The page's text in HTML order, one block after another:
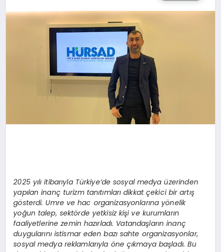
2025 yılı itibarıyla Türkiye’de sosyal medya üzerinden
yapılan inanç turizm tanıtımları dikkat çekici bir artış
gösterdi. Umre ve hac organizasyonlarına yönelik
yoğun talep, sektörde yetkisiz kişi ve kurumların
faaliyetlerine zemin hazırladı. Vatandaşların inanç
duygularını istismar eden bazı sahte organizasyonlar,
sosyal medya reklamlarıyla öne çıkmaya başladı. Bu